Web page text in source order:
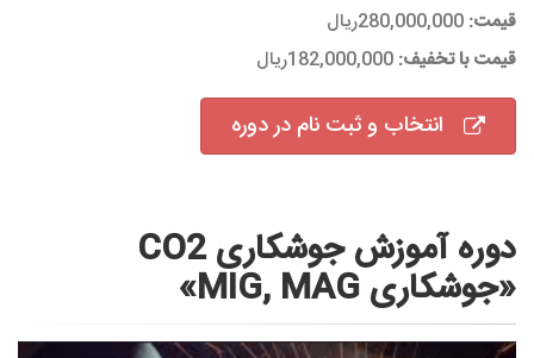
قیمت: 280,000,000ریال
قیمت با تخفیف: 182,000,000ریال
انتخاب و ثبت نام در دوره
دوره آموزش جوشکاری CO2
«جوشکاری MIG, MAG»